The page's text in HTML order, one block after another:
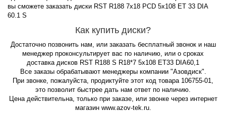
вы сможете заказать диски RST R188 7x18 PCD 5x108 ET 33 DIA
60.1 S
Как купить диски?
Достаточно позвонить нам, или заказать бесплатный звонок и наш
менеджер проконсультирует вас по наличию, или о сроках
доставка дисков RST R188 S R18*7 5x108 ET33 DIA60,1
Все заказы обрабатывают менеджеры компании "Азовдиск".
При звонке, пожалуйста, продиктуйте этот код товара 106755-01,
это позволит быстрее дать нам ответ по наличию.
Цена действительна, только при заказе, или звонке через интернет
магазин www.azov-tek.ru.